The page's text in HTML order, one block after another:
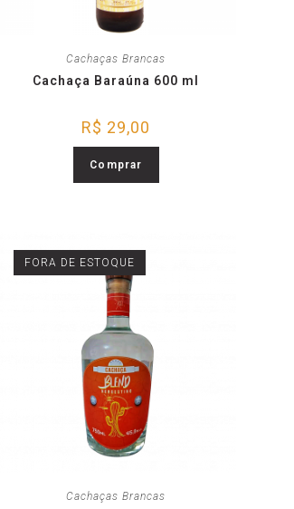
Cachaças Brancas
Cachaça Baraúna 600 ml
R$ 29,00
Comprar
FORA DE ESTOQUE
Cachaças Brancas